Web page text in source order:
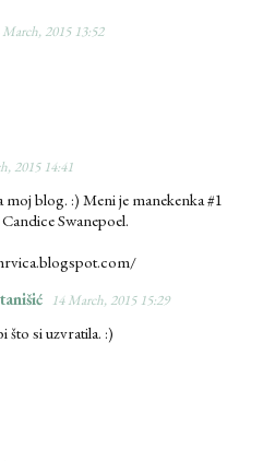
March, 2015 13:52
2015 14:41
moj blog. :) Meni je manekenka #1
Swanepoel.
14 March, 2015 15:29
što si uzvratila. :)